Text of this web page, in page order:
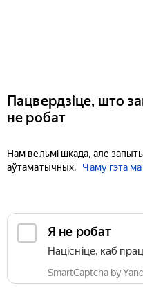
Пацвердзіце, што
не робат
Нам вельмі шкада, але
аўтаматычных.
Чаму гэта
Я не робат
Націсніце, каб
SmartCaptcha by